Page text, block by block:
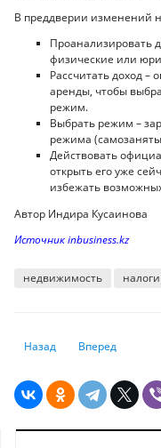
В преддверии изменений
Проанализировать
физические или
Рассчитать доход –
аренды, чтобы
режим.
Выбрать режим –
режима
Действовать
открыть его уже
избежать
Автор Индира Кусаинова
Источник inbusiness.kz
недвижимость налоги
Предыдущий: Оставит ли
Назад Следующий:
Вперед